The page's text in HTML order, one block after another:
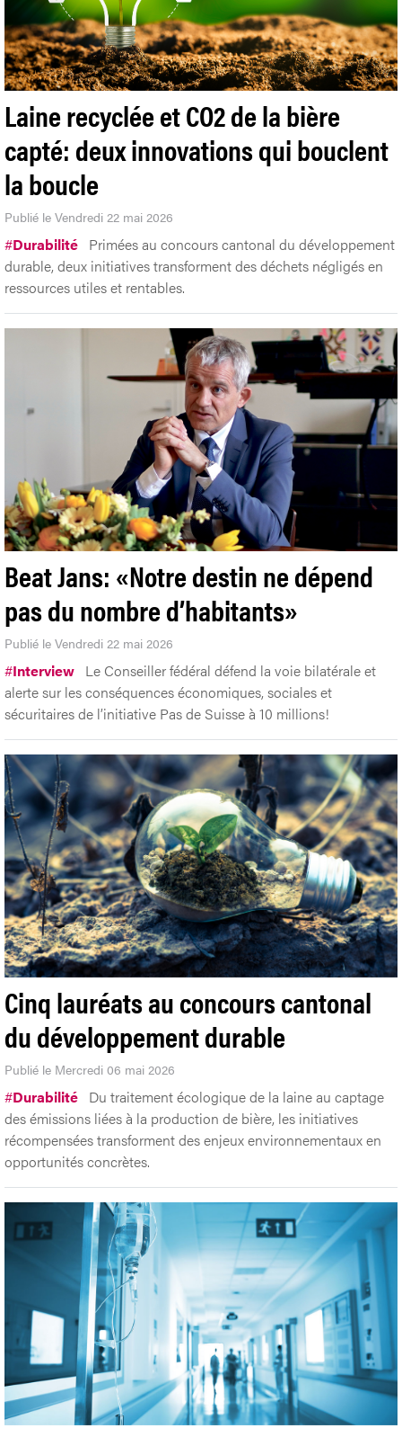
Laine recyclée et CO2 de la bière
capté: deux innovations qui bouclent
la boucle
Publié le Vendredi 22 mai 2026
#Durabilité Primées au concours cantonal du développement
durable, deux initiatives transforment des déchets négligés en
ressources utiles et rentables.
Beat Jans: «Notre destin ne dépend
pas du nombre d’habitants»
Publié le Vendredi 22 mai 2026
#Interview Le Conseiller fédéral défend la voie bilatérale et
alerte sur les conséquences économiques, sociales et
sécuritaires de l’initiative Pas de Suisse à 10 millions!
Cinq lauréats au concours cantonal
du développement durable
Publié le Mercredi 06 mai 2026
#Durabilité Du traitement écologique de la laine au captage
des émissions liées à la production de bière, les initiatives
récompensées transforment des enjeux environnementaux en
opportunités concrètes.